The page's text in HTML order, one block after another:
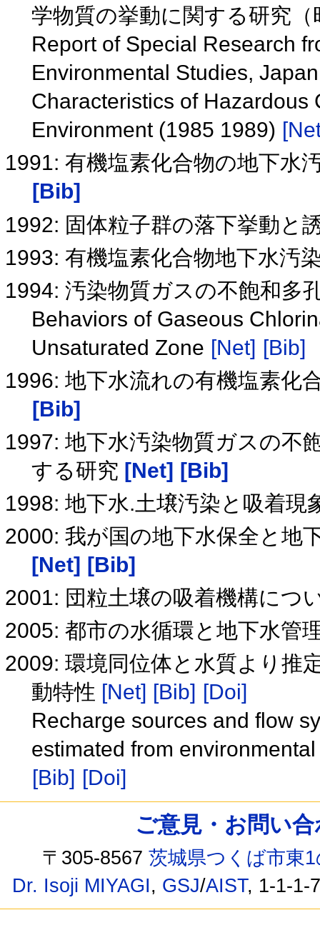
学物質の挙動に関する研究
Report of Special Research
Environmental Studies,
Characteristics of Hazardous
Environment (1985 1989)
1991: 有機塩素化合物の地下水
[Bib]
1992: 固体粒子群の落下挙動と
1993: 有機塩素化合物地下水汚
1994: 汚染物質ガスの不飽和多
Behaviors of Gaseous
Unsaturated Zone [Net] [Bib]
1996: 地下水流れの有機塩素化
[Bib]
1997: 地下水汚染物質ガスの不
する研究 [Net] [Bib]
1998: 地下水.土壌汚染と吸着
2000: 我が国の地下水保全と地
[Net] [Bib]
2001: 団粒土壌の吸着機構につ
2005: 都市の水循環と地下水管
2009: 環境同位体と水質より推
動特性 [Net] [Bib] [Doi]
Recharge sources and flow
estimated from
[Bib] [Doi]
ご意見・お問い
〒305-8567茨城県つくば市東
Dr. Isoji MIYAGI, GSJ/AIST, 1-1-1-